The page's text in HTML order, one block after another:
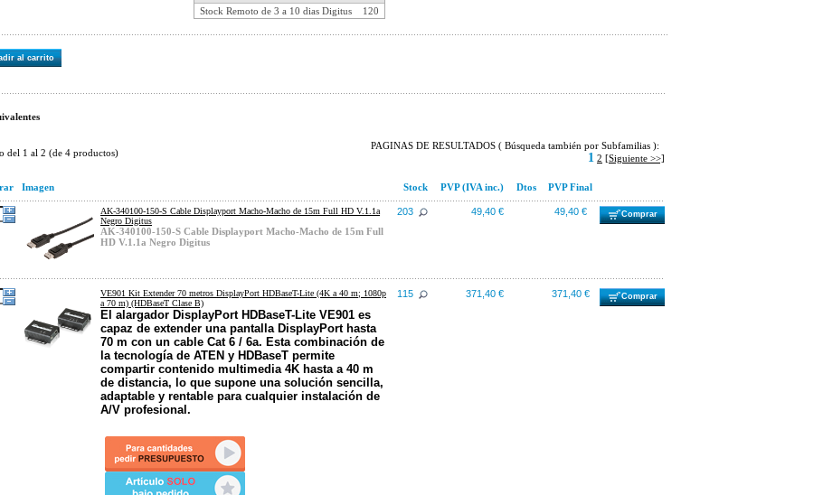
Stock Remoto de 3 a 10 dias Digitus
120
al carrito
del 1 al 2 (de 4 productos)
PAGINAS DE RESULTADOS ( Búsqueda también por Subfamilias ):
1 2 [Siguiente >>]
Imagen Stock PVP (IVA inc.) Dtos PVP Final
AK-340100-150-S Cable Displayport Macho-Macho de 15m Full HD V.1.1a
Negro Digitus
AK-340100-150-S Cable Displayport Macho-Macho de 15m Full
HD V.1.1a Negro Digitus
203 49,40 € 49,40 € Comprar
VE901 Kit Extender 70 metros DisplayPort HDBaseT-Lite (4K a 40 m; 1080p
a 70 m) (HDBaseT Clase B)
El alargador DisplayPort HDBaseT-Lite VE901 es
capaz de extender una pantalla DisplayPort hasta
70 m con un cable Cat 6 / 6a. Esta combinación de
la tecnología de ATEN y HDBaseT permite
compartir contenido multimedia 4K hasta a 40 m
de distancia, lo que supone una solución sencilla,
adaptable y rentable para cualquier instalación de
A/V profesional.
115 371,40 € 371,40 € Comprar